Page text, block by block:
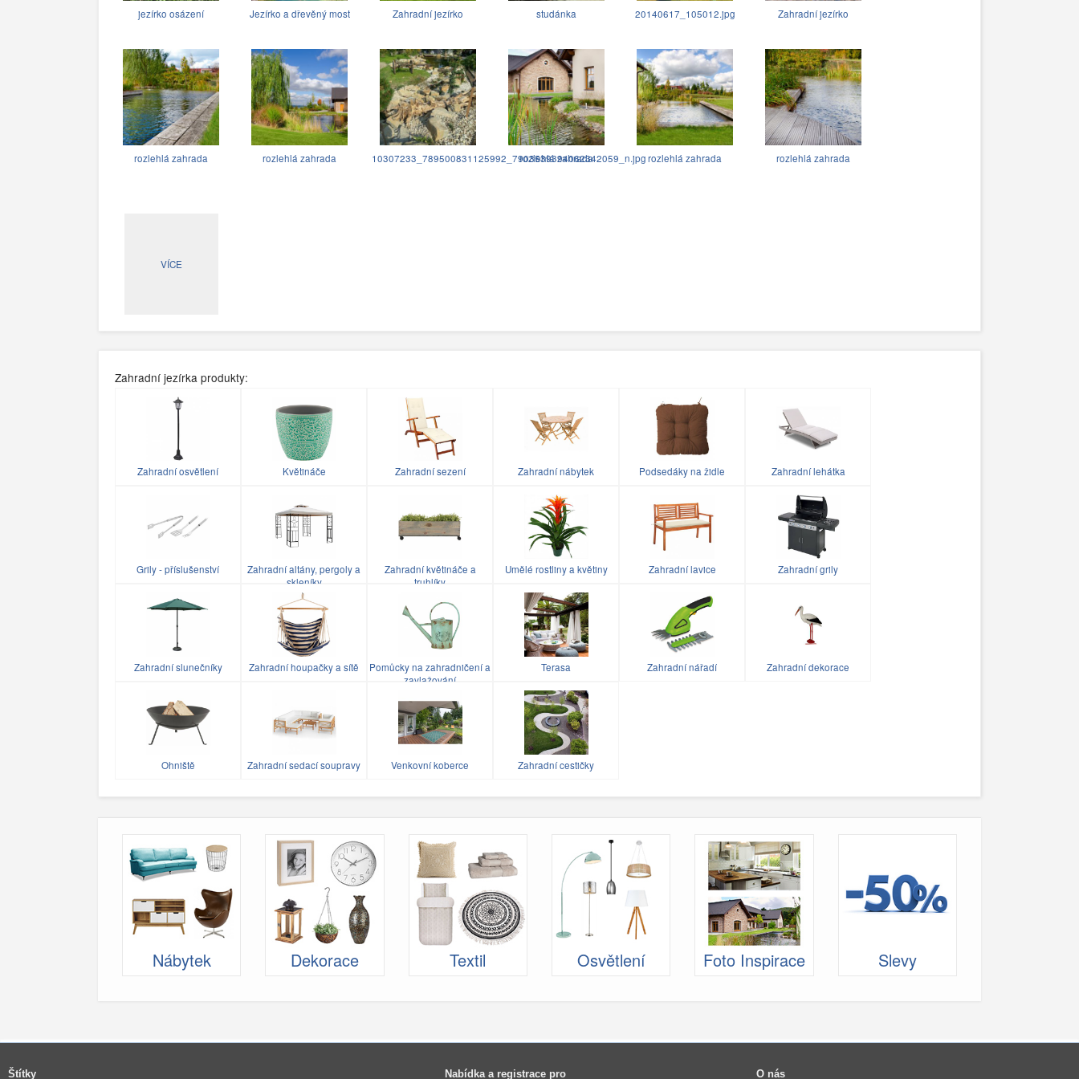
jezírko osázení Jezírko a dřevěný most Zahradní jezírko studánka 20140617_105012.jpg Zahradní jezírko
rozlehlá zahrada rozlehlá zahrada 10307233_789500831125992_7903539394062342059_n.jpg
rozlehlá zahrada rozlehlá zahrada rozlehlá zahrada
VÍCE
Zahradní jezírka produkty:
Zahradní osvětlení Květináče Zahradní sezení Zahradní nábytek Podsedáky na židle Zahradní lehátka
Grily - příslušenství
Zahradní altány, pergoly a
skleníky
Zahradní květináče a
truhlíky
Umělé rostliny a květiny Zahradní lavice Zahradní grily
Zahradní slunečníky Zahradní houpačky a sítě
Pomůcky na zahradničení a
zavlažování
Terasa Zahradní nářadí Zahradní dekorace
Ohniště Zahradní sedací soupravy Venkovní koberce Zahradní cestičky
Nábytek Dekorace Textil Osvětlení Foto Inspirace Slevy
Štítky Nabídka a registrace pro O nás